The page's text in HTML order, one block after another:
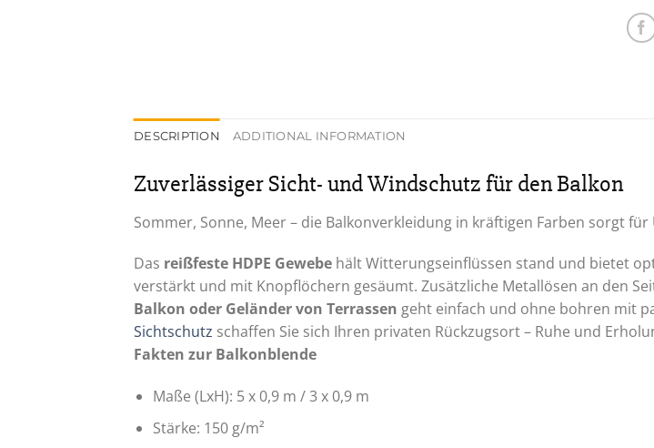
DESCRIPTION ADDITIONAL INFORMATION
Zuverlässiger Sicht- und Windschutz für den Balkon
Sommer, Sonne, Meer – die Balkonverkleidung in kräftigen Farben sorgt
Das reißfeste HDPE Gewebe hält Witterungseinflüssen stand und bietet
verstärkt und mit Knopflöchern gesäumt. Zusätzliche Metallösen an den
Balkon oder Geländer von Terrassen geht einfach und ohne bohren mit
Sichtschutz schaffen Sie sich Ihren privaten Rückzugsort – Ruhe und
Fakten zur Balkonblende
Maße (LxH): 5 x 0,9 m / 3 x 0,9 m
Stärke: 150 g/m²